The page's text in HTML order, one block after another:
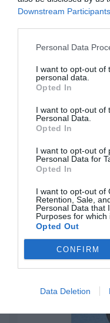
Downstream Participants
Personal Data
I want to opt-out of
personal data.
Opted In
I want to opt-out of
Personal Data.
Opted In
I want to opt-out of
Personal Data for
Opted In
I want to opt-out of
Retention, Sale,
Personal Data that
Purposes for which
Opted Out
CONFIRM
Data Deletion
El IBEX 35 cerró
los 20.057
Ceuta.
Eulogio
No
Eulogio